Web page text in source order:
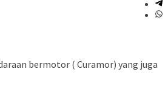
bermotor ( Curamor) yang juga